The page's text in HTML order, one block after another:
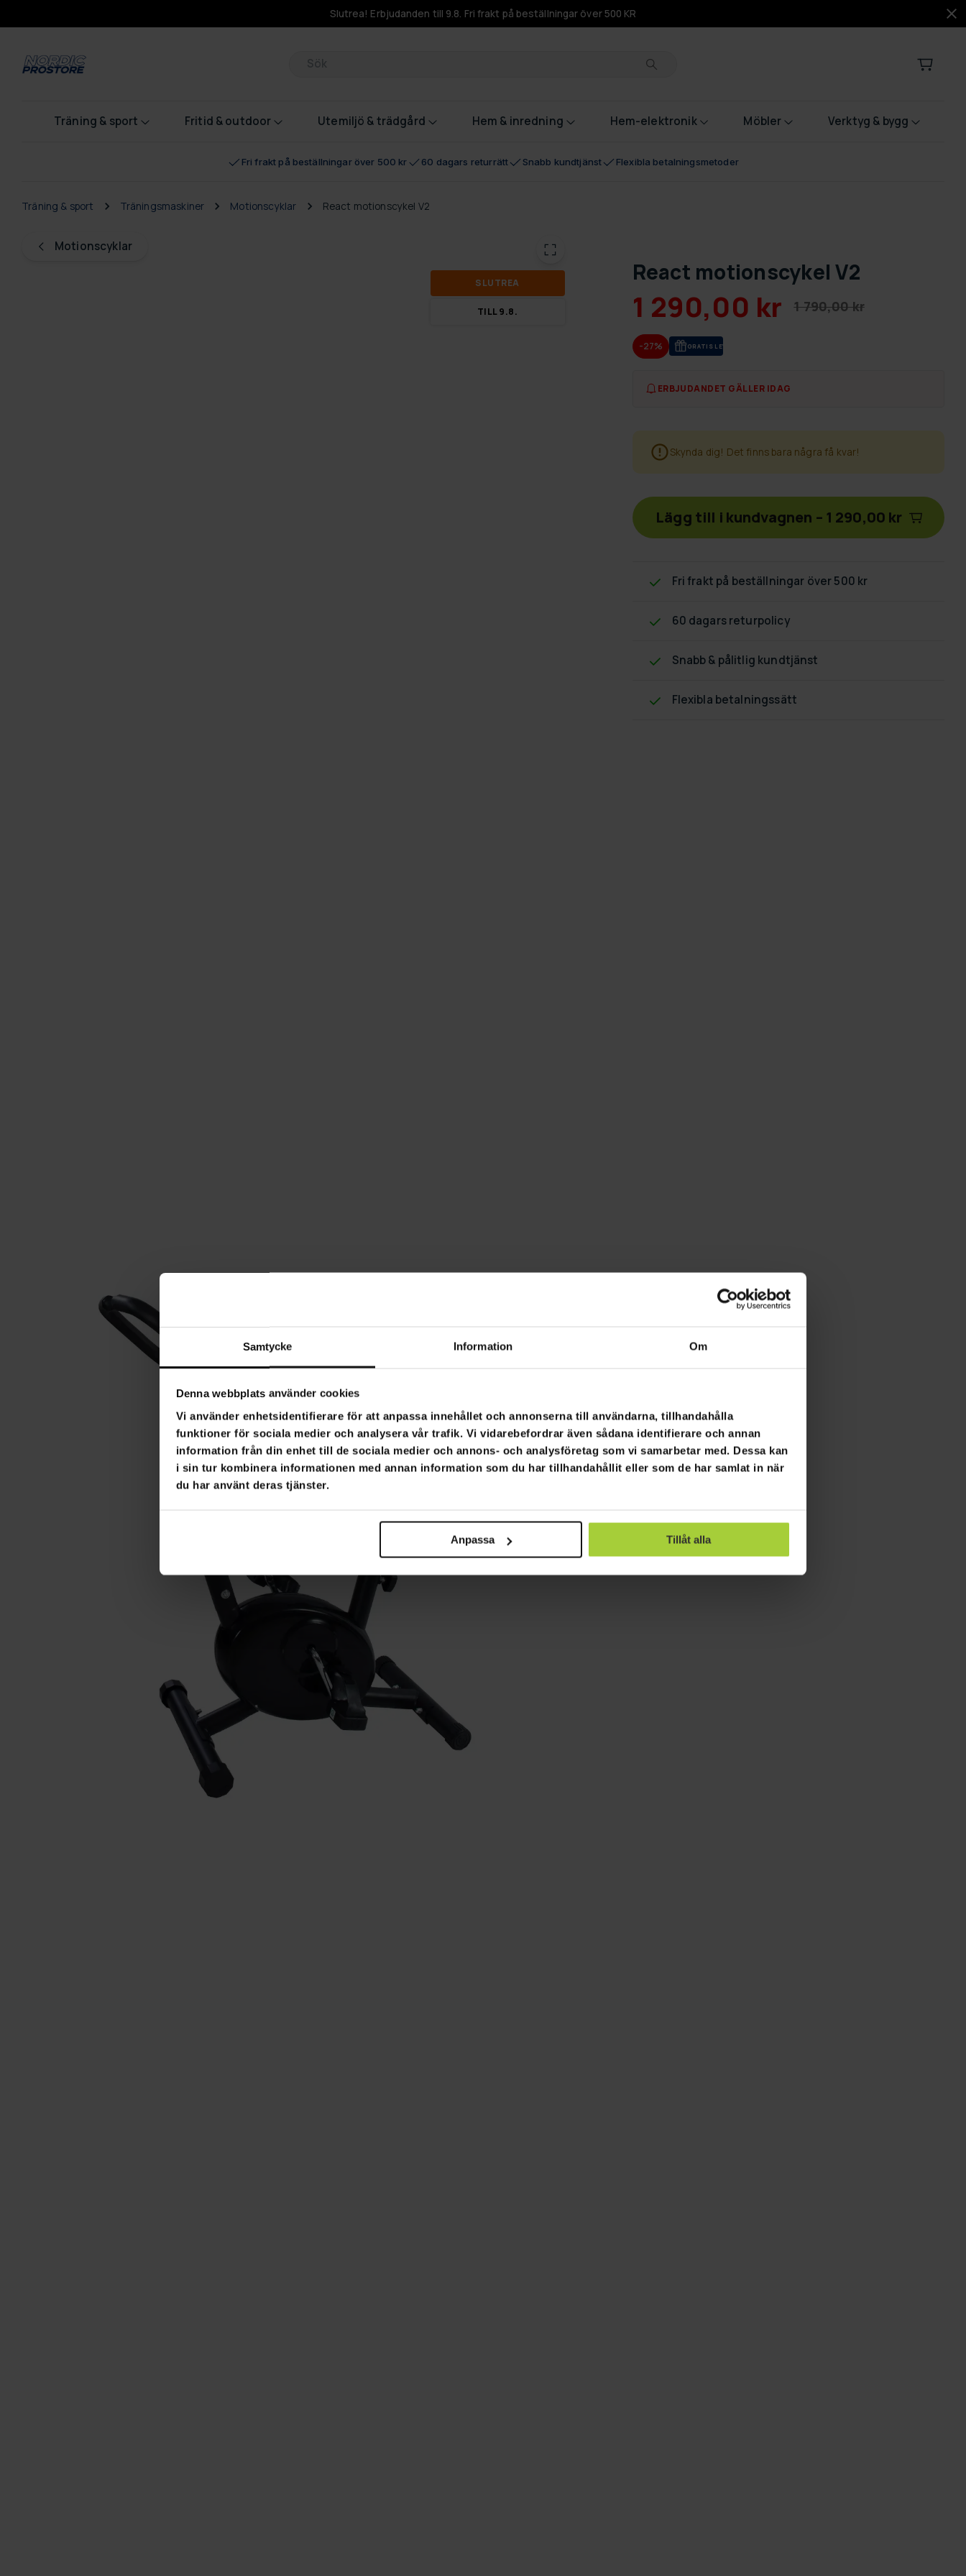
Samtycke Information Om
Denna webbplats använder cookies
Vi använder enhetsidentifierare för att anpassa innehållet och annonserna till användarna, tillhandahålla
funktioner för sociala medier och analysera vår trafik. Vi vidarebefordrar även sådana identifierare och annan
information från din enhet till de sociala medier och annons- och analysföretag som vi samarbetar med. Dessa kan
i sin tur kombinera informationen med annan information som du har tillhandahållit eller som de har samlat in när
du har använt deras tjänster.
Anpassa Tillåt alla
Slutrea! Erbjudanden till 9.8. Fri frakt på beställningar över 500 KR
Produkter
Träning & sport Fritid & outdoor Utemiljö & trädgård Hem & inredning Hem-elektronik Möbler Verktyg & bygg
Fri frakt på beställningar över 500 kr 60 dagars returrätt Snabb kundtjänst Flexibla betalningsmetoder
Motionscyklar
Träning & sport Träningsmaskiner Motionscyklar React motionscykel V2
SLUT­REA
TILL 9.8.
React motionscykel V2
1 290,00 kr 1 790,00 kr
-27% GRA­TIS LE­VE­RANS
ERBJUDANDET GÄLLER IDAG
Skynda dig! Det finns bara några få kvar!
Lägg till i kundvagnen – 1 290,00 kr
Fri frakt på beställningar över 500 kr
60 dagars returpolicy
Snabb & pålitlig kundtjänst
Flexibla betalningssätt